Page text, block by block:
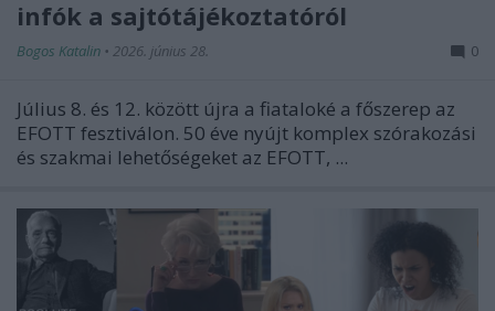
infók a sajtótájékoztatóról
Bogos Katalin • 2026. június 28. 0
Július 8. és 12. között újra a fiataloké a főszerep az
EFOTT fesztiválon. 50 éve nyújt komplex szórakozási
és szakmai lehetőségeket az EFOTT, ...